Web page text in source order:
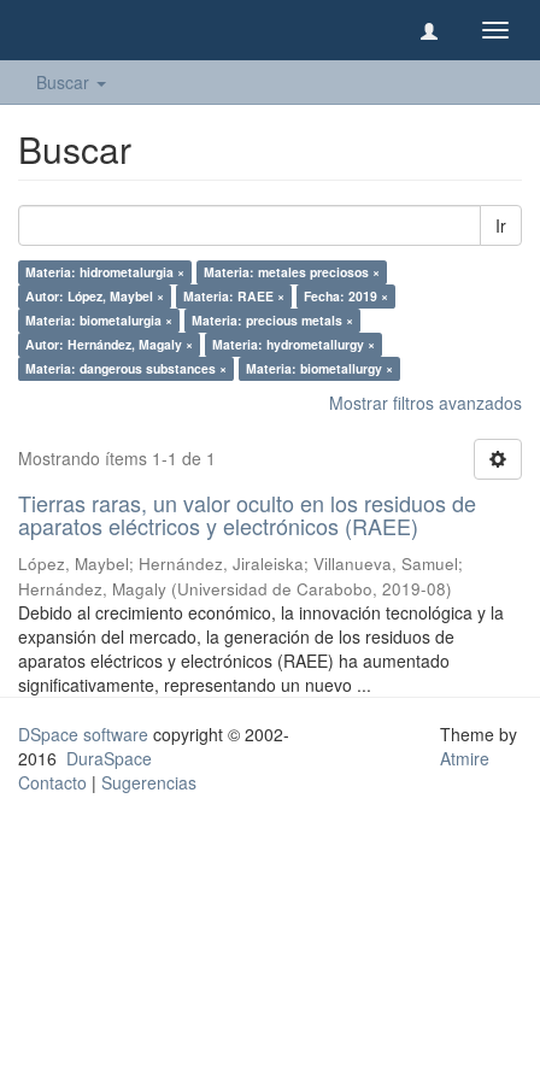
Buscar
Buscar
Ir
Materia: hidrometalurgia ×
Materia: metales preciosos ×
Autor: López, Maybel ×
Materia: RAEE ×
Fecha: 2019 ×
Materia: biometalurgia ×
Materia: precious metals ×
Autor: Hernández, Magaly ×
Materia: hydrometallurgy ×
Materia: dangerous substances ×
Materia: biometallurgy ×
Mostrar filtros avanzados
Mostrando ítems 1-1 de 1
Tierras raras, un valor oculto en los residuos de
aparatos eléctricos y electrónicos (RAEE)
López, Maybel; Hernández, Jiraleiska; Villanueva, Samuel;
Hernández, Magaly (Universidad de Carabobo, 2019-08)
Debido al crecimiento económico, la innovación tecnológica y la
expansión del mercado, la generación de los residuos de
aparatos eléctricos y electrónicos (RAEE) ha aumentado
significativamente, representando un nuevo ...
DSpace software copyright © 2002-
2016 DuraSpace
Contacto | Sugerencias
Theme by
Atmire